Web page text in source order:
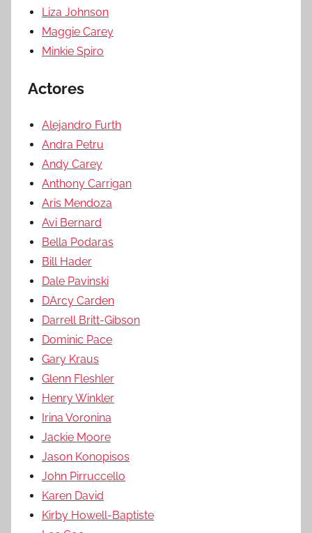
Liza Johnson
Maggie Carey
Minkie Spiro
Actores
Alejandro Furth
Andra Petru
Andy Carey
Anthony Carrigan
Aris Mendoza
Avi Bernard
Bella Podaras
Bill Hader
Dale Pavinski
DArcy Carden
Darrell Britt-Gibson
Dominic Pace
Gary Kraus
Glenn Fleshler
Henry Winkler
Irina Voronina
Jackie Moore
Jason Konopisos
John Pirruccello
Karen David
Kirby Howell-Baptiste